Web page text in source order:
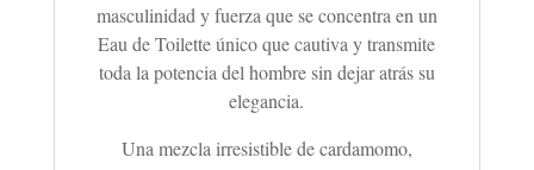
masculinidad y fuerza que se concentra en un
Eau de Toilette único que cautiva y transmite
toda la potencia del hombre sin dejar atrás su
elegancia.
Una mezcla irresistible de cardamomo,